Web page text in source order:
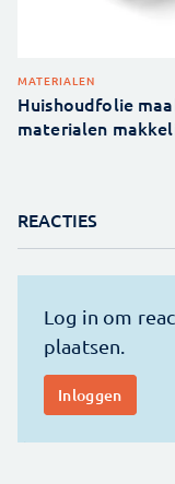
MATERIALEN
Huishoudfolie
materialen
REACTIES